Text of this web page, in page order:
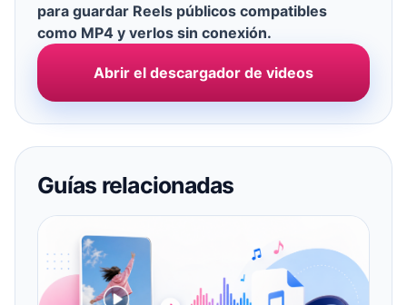
para guardar Reels públicos compatibles
como MP4 y verlos sin conexión.
Abrir el descargador de videos
Guías relacionadas